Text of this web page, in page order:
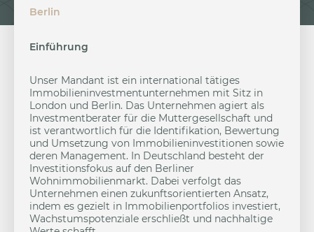
Berlin
Einführung
Unser Mandant ist ein international tätiges
Immobilieninvestmentunternehmen mit Sitz in
London und Berlin. Das Unternehmen agiert als
Investmentberater für die Muttergesellschaft und
ist verantwortlich für die Identifikation, Bewertung
und Umsetzung von Immobilieninvestitionen sowie
deren Management. In Deutschland besteht der
Investitionsfokus auf den Berliner
Wohnimmobilienmarkt. Dabei verfolgt das
Unternehmen einen zukunftsorientierten Ansatz,
indem es gezielt in Immobilienportfolios investiert,
Wachstumspotenziale erschließt und nachhaltige